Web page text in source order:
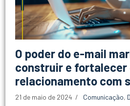
O poder do e-mail
construir e fortalecer
relacionamento com
21 de maio de 2024 Comunicação,